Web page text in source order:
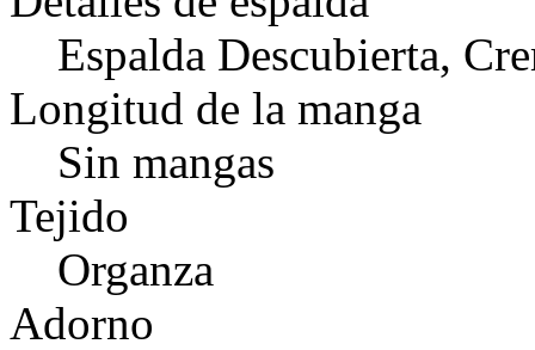
Espalda Descubierta,
Longitud de la manga
Sin mangas
Tejido
Organza
Adorno